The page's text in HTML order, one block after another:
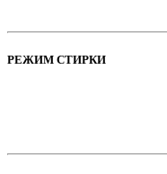
РЕЖИМ СТИРКИ